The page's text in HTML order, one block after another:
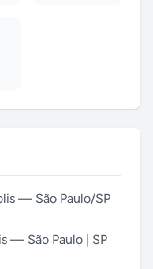
— São Paulo/SP
— São Paulo | SP